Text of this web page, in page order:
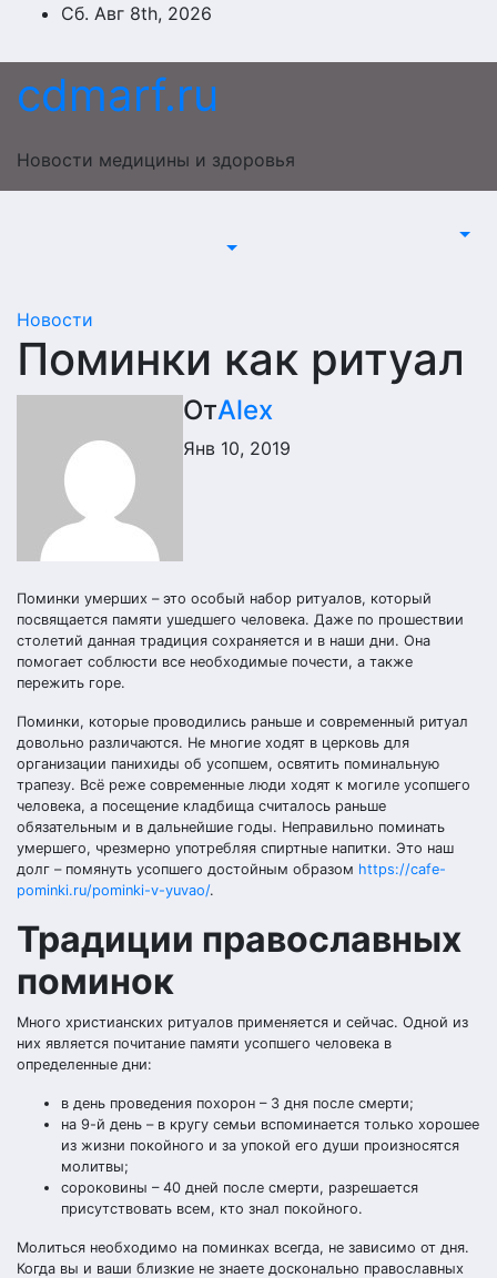
Перейти
содержимому
Сб. Авг 8th, 2026
cdmarf.ru
Новости медицины и здоровья
Новости
Поминки как ритуал
ОтAlex
Янв 10, 2019
Поминки умерших – это особый набор ритуалов, который
посвящается памяти ушедшего человека. Даже по прошествии
столетий данная традиция сохраняется и в наши дни. Она
помогает соблюсти все необходимые почести, а также
пережить горе.
Поминки, которые проводились раньше и современный ритуал
довольно различаются. Не многие ходят в церковь для
организации панихиды об усопшем, освятить поминальную
трапезу. Всё реже современные люди ходят к могиле усопшего
человека, а посещение кладбища считалось раньше
обязательным и в дальнейшие годы. Неправильно поминать
умершего, чрезмерно употребляя спиртные напитки. Это наш
долг – помянуть усопшего достойным образом https://cafe-
pominki.ru/pominki-v-yuvao/.
Традиции православных
поминок
Много христианских ритуалов применяется и сейчас. Одной из
них является почитание памяти усопшего человека в
определенные дни:
в день проведения похорон – 3 дня после смерти;
на 9-й день – в кругу семьи вспоминается только хорошее
из жизни покойного и за упокой его души произносятся
молитвы;
сороковины – 40 дней после смерти, разрешается
присутствовать всем, кто знал покойного.
Молиться необходимо на поминках всегда, не зависимо от дня.
Когда вы и ваши близкие не знаете досконально православных